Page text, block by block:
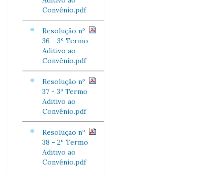
Convênio.pdf
Resolução nº
36 - 3º Termo
Aditivo ao
Convênio.pdf
Resolução nº
37 - 3º Termo
Aditivo ao
Convênio.pdf
Resolução nº
38 - 2º Termo
Aditivo ao
Convênio.pdf